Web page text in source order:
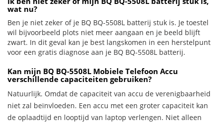
wat nu?
Ben je niet zeker of je BQ BQ-5508L batterij stuk is. Je toestel
wil bijvoorbeeld plots niet meer aangaan en je beeld blijft
zwart. In dit geval kan je best langskomen in een herstelpunt
voor een gratis diagnose aan je BQ BQ-5508L batterij.
Kan mijn BQ BQ-5508L Mobiele Telefoon Accu
verschillende capaciteiten gebruiken?
Natuurlijk. Omdat de capaciteit van accu de verenigbaarheid
niet zal beïnvloeden. Een accu met een groter capaciteit kan
de oplaadtijd en looptijd van laptop verlengen. Niet alleen